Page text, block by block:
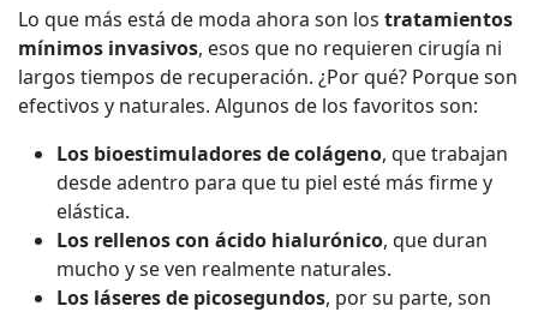
Lo que más está de moda ahora son los tratamientos
mínimos invasivos, esos que no requieren cirugía ni
largos tiempos de recuperación. ¿Por qué? Porque son
efectivos y naturales. Algunos de los favoritos son:
Los bioestimuladores de colágeno, que trabajan
desde adentro para que tu piel esté más firme y
elástica.
Los rellenos con ácido hialurónico, que duran
mucho y se ven realmente naturales.
Los láseres de picosegundos, por su parte, son